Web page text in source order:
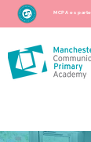
MCPA es